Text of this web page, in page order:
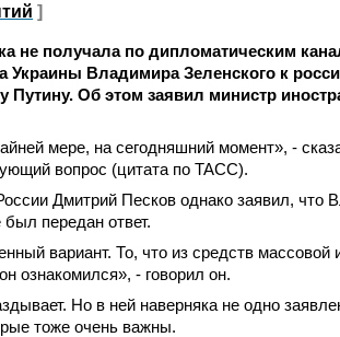
]
не получала по дипломатическим
Украины Владимира Зеленского к
Путину. Об этом заявил министр
мере, на сегодняшний момент», -
вопрос (цитата по ТАСС).
Дмитрий Песков однако заявил, что
передан ответ.
вариант. То, что из средств
ознакомился», - говорил он.
Но в ней наверняка не одно
тоже очень важны.